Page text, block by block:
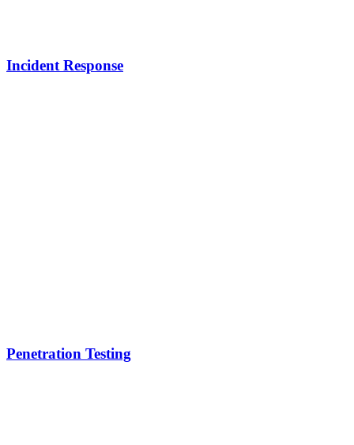
Incident Response
Penetration Testing